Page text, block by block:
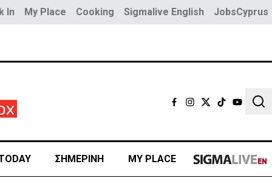
In My Place Cooking Sigmalive English JobsCyprus
ΣΗΜΕΡΙΝΗ MY PLACE